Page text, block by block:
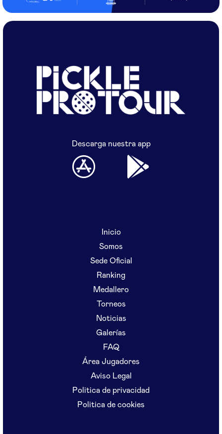
Descarga nuestra app
Inicio
Somos
Sede Oficial
Ranking
Medallero
Torneos
Noticias
Galerías
FAQ
Área Jugadores
Aviso Legal
Politica de privacidad
Politica de cookies